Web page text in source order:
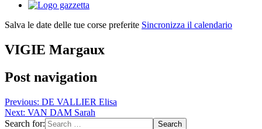
Salva le date delle tue corse preferite Sincronizza il calendario
VIGIE Margaux
Post navigation
Previous: DE VALLIER Elisa
Next: VAN DAM Sarah
Search for: